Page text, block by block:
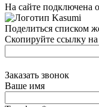
На сайте подключена
Поделиться списком
Скопируйте ссылку
Заказать звонок
Ваше имя